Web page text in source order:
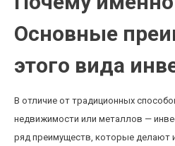
Основные
этого вида
В отличие от традиционных
недвижимости или металлов —
ряд преимуществ, которые делают